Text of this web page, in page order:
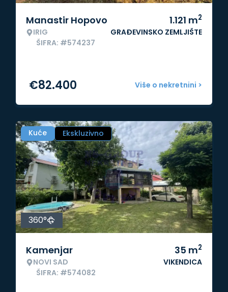
Manastir Hopovo
IRIG
ŠIFRA: #574237
1.121 m2
GRAĐEVINSKO ZEMLJIŠTE
Više o nekretnini >
€82.400
Kuće Ekskluzivno
360°
Kamenjar
NOVI SAD
ŠIFRA: #574082
35 m2
VIKENDICA